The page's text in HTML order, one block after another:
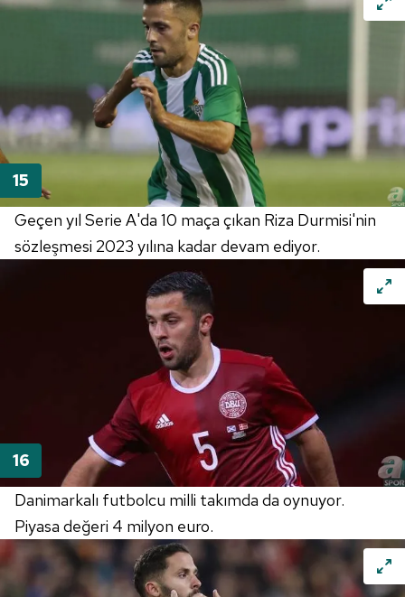
ilgili mevzuata uygun olarak kullanılan çerezlerle ilgili bilgi
tıklayınız.
Geçen yıl Serie A'da 10 maça çıkan Riza Durmisi'nin
sözleşmesi 2023 yılına kadar devam ediyor.
Danimarkalı futbolcu milli takımda da oynuyor.
Piyasa değeri 4 milyon euro.